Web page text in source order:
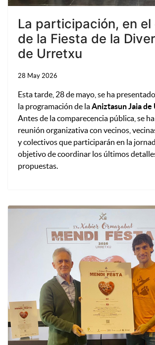
La participación, en
de la Fiesta de la
de Urretxu
28 May 2026
Esta tarde, 28 de mayo, se ha
la programación de laAniztasun Jaia
Antes de la comparecencia pública, se
reunión organizativa con vecinos,
y colectivos que participarán en la
objetivo de coordinar los últimos
propuestas.